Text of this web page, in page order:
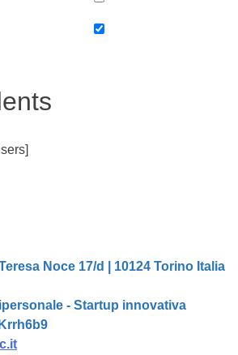
Noce 17/d | 10124 Torino Italia
- Startup innovativa